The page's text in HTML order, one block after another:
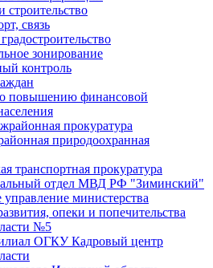
связь
зонирование
контроль
повышению финансовой
прокуратура
природоохранная
транспортная прокуратура
отдел МВД РФ "Зиминский"
министерства
опеки и попечительства
№5
ОГКУ Кадровый центр